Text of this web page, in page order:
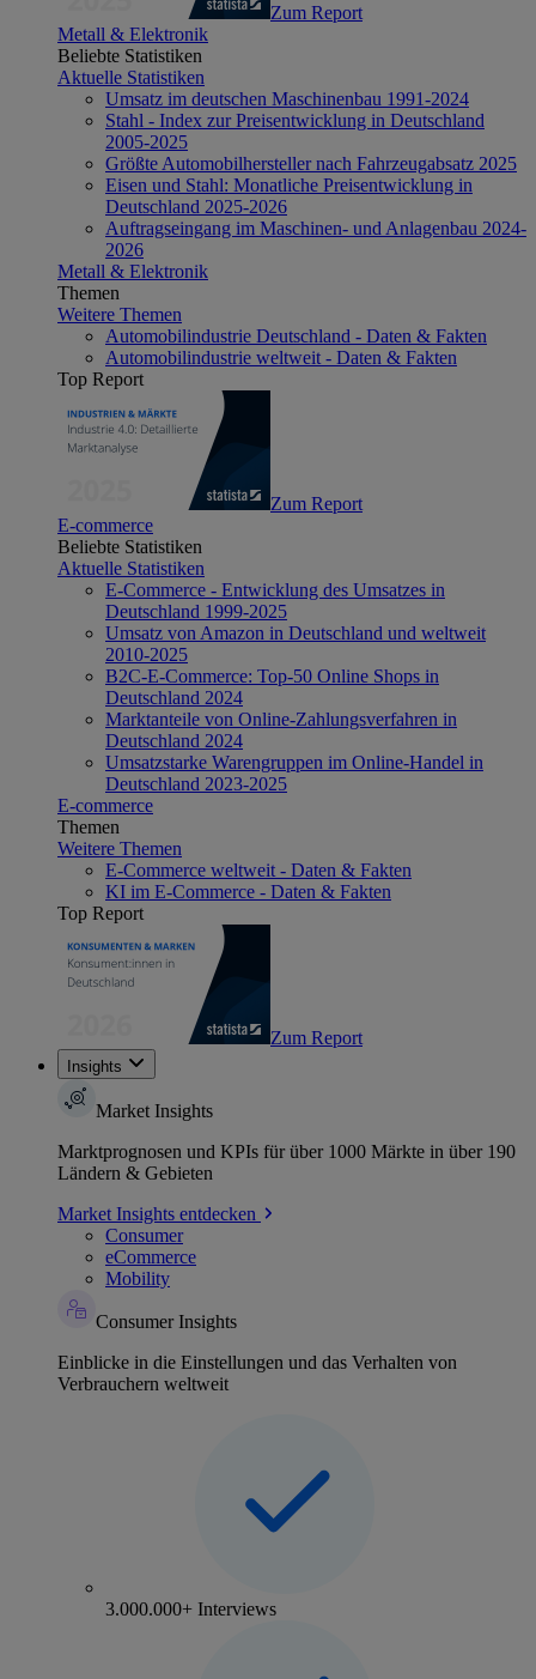
Zum Report
Metall & Elektronik
Beliebte Statistiken
Aktuelle Statistiken
Umsatz im deutschen Maschinenbau 1991-2024
Stahl - Index zur Preisentwicklung in Deutschland
2005-2025
Größte Automobilhersteller nach Fahrzeugabsatz 2025
Eisen und Stahl: Monatliche Preisentwicklung in
Deutschland 2025-2026
Auftragseingang im Maschinen- und Anlagenbau 2024-
2026
Metall & Elektronik
Themen
Weitere Themen
Automobilindustrie Deutschland - Daten & Fakten
Automobilindustrie weltweit - Daten & Fakten
Top Report
Zum Report
E-commerce
Beliebte Statistiken
Aktuelle Statistiken
E-Commerce - Entwicklung des Umsatzes in
Deutschland 1999-2025
Umsatz von Amazon in Deutschland und weltweit
2010-2025
B2C-E-Commerce: Top-50 Online Shops in
Deutschland 2024
Marktanteile von Online-Zahlungsverfahren in
Deutschland 2024
Umsatzstarke Warengruppen im Online-Handel in
Deutschland 2023-2025
E-commerce
Themen
Weitere Themen
E-Commerce weltweit - Daten & Fakten
KI im E-Commerce - Daten & Fakten
Top Report
Zum Report
Insights
Market Insights
Marktprognosen und KPIs für über 1000 Märkte in über 190
Ländern & Gebieten
Market Insights entdecken
Consumer
eCommerce
Mobility
Consumer Insights
Einblicke in die Einstellungen und das Verhalten von
Verbrauchern weltweit
3.000.000+ Interviews